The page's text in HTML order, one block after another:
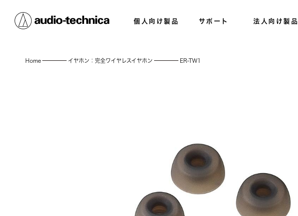
個人向け製品 サポート 法人向け製品
Home イヤホン：完全ワイヤレスイヤホン ER-TW1